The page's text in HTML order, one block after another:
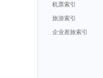
机票索引
旅游索引
企业差旅索引